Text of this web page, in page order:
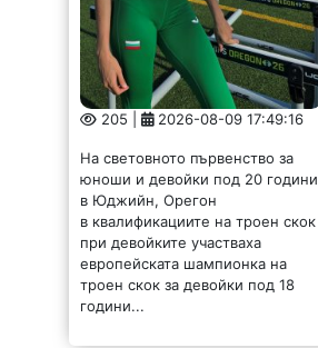
205 | 2026-08-09 17:49:16
На световното първенство за
юноши и девойки под 20 години
в Юджийн, Орегон
в квалификациите на троен скок
при девойките участваха
европейската шампионка на
троен скок за девойки под 18
години...